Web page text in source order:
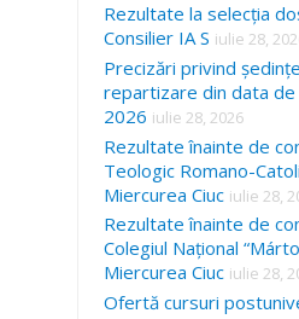
Rezultate la selecția
Consilier IA S iulie 28,
Precizări privind
repartizare din data
2026 iulie 28, 2026
Rezultate înainte de
Teologic Romano-
Miercurea Ciuc iulie 28,
Rezultate înainte de
Colegiul Național
Miercurea Ciuc iulie 28,
Ofertă cursuri